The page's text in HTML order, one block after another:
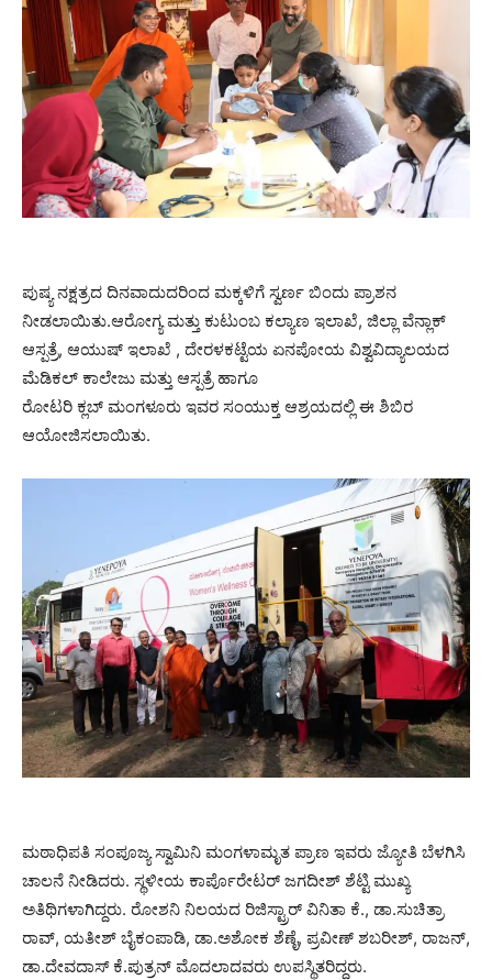
ಪುಷ್ಯ ನಕ್ಷತ್ರದ ದಿನವಾದುದರಿಂದ ಮಕ್ಕಳಿಗೆ ಸ್ವರ್ಣ ಬಿಂದು ಪ್ರಾಶನ
ನೀಡಲಾಯಿತು.ಆರೋಗ್ಯ ಮತ್ತು ಕುಟುಂಬ ಕಲ್ಯಾಣ ಇಲಾಖೆ, ಜಿಲ್ಲಾ ವೆನ್ಲಾಕ್
ಆಸ್ಪತ್ರೆ, ಆಯುಷ್ ಇಲಾಖೆ , ದೇರಳಕಟ್ಟೆಯ ಏನಪೋಯ ವಿಶ್ವವಿದ್ಯಾಲಯದ
ಮೆಡಿಕಲ್ ಕಾಲೇಜು ಮತ್ತು ಆಸ್ಪತ್ರೆ ಹಾಗೂ
ರೋಟರಿ ಕ್ಲಬ್ ಮಂಗಳೂರು ಇವರ ಸಂಯುಕ್ತ ಆಶ್ರಯದಲ್ಲಿ ಈ ಶಿಬಿರ
ಆಯೋಜಿಸಲಾಯಿತು.
ಮಠಾಧಿಪತಿ ಸಂಪೂಜ್ಯ ಸ್ವಾಮಿನಿ ಮಂಗಳಾಮೃತ ಪ್ರಾಣ ಇವರು ಜ್ಯೋತಿ ಬೆಳಗಿಸಿ
ಚಾಲನೆ ನೀಡಿದರು. ಸ್ಥಳೀಯ ಕಾರ್ಪೊರೇಟರ್ ಜಗದೀಶ್ ಶೆಟ್ಟಿ ಮುಖ್ಯ
ಅತಿಥಿಗಳಾಗಿದ್ದರು. ರೋಶನಿ ನಿಲಯದ ರಿಜಿಸ್ಟ್ರಾರ್ ವಿನಿತಾ ಕೆ., ಡಾ.ಸುಚಿತ್ರಾ
ರಾವ್, ಯತೀಶ್ ಬೈಕಂಪಾಡಿ, ಡಾ.ಅಶೋಕ ಶೆಣೈ, ಪ್ರವೀಣ್ ಶಬರೀಶ್, ರಾಜನ್,
ಡಾ.ದೇವದಾಸ್ ಕೆ.ಪುತ್ರನ್ ಮೊದಲಾದವರು ಉಪಸ್ಥಿತರಿದ್ದರು.